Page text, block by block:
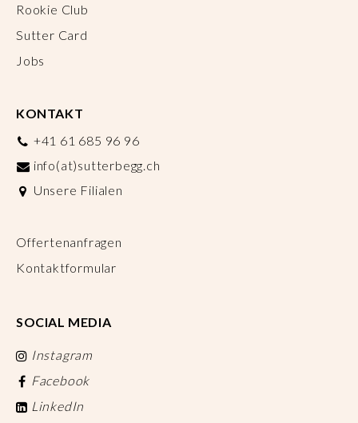
Rookie Club
Sutter Card
Jobs
KONTAKT
+41 61 685 96 96
info(at)sutterbegg.ch
Unsere Filialen
Offertenanfragen
Kontaktformular
SOCIAL MEDIA
Instagram
Facebook
LinkedIn